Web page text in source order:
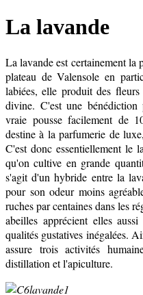
La lavande
La lavande est certainement la
plateau de Valensole en
labiées, elle produit des
divine. C'est une
vraie pousse facilement de
destine à la parfumerie de
C'est donc essentiellement le
qu'on cultive en grande
s'agit d'un hybride entre la
pour son odeur moins
ruches par centaines dans les
abeilles apprécient elles
qualités gustatives inégalées.
assure trois activités
distillation et l'apiculture.